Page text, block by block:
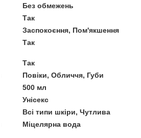
Без обмежень
Так
Заспокоєння, Пом'якшення
Так
Так
Повіки, Обличчя, Губи
500 мл
Унісекс
Всі типи шкіри, Чутлива
Міцелярна вода